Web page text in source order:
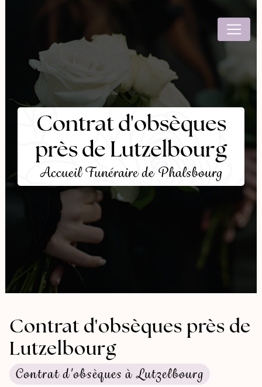
Contrat d'obsèques
près de Lutzelbourg
Accueil Funéraire de Phalsbourg
Contrat d'obsèques près de
Lutzelbourg
Contrat d'obsèques à Lutzelbourg